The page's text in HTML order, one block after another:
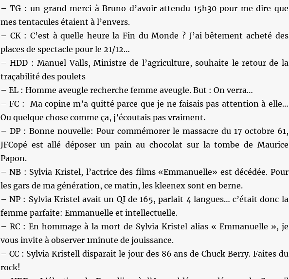
– TG : un grand merci à Bruno d’avoir attendu 15h30 pour me dire que
mes tentacules étaient à l’envers.
– CK : C’est à quelle heure la Fin du Monde ? J’ai bêtement acheté des
places de spectacle pour le 21/12…
– HDD : Manuel Valls, Ministre de l’agriculture, souhaite le retour de la
traçabilité des poulets
– EL : Homme aveugle recherche femme aveugle. But : On verra…
– FC : Ma copine m’a quitté parce que je ne faisais pas attention à elle…
Ou quelque chose comme ça, j’écoutais pas vraiment.
– DP : Bonne nouvelle: Pour commémorer le massacre du 17 octobre 61,
JFCopé est allé déposer un pain au chocolat sur la tombe de Maurice
Papon.
– NB : Sylvia Kristel, l’actrice des films «Emmanuelle» est décédée. Pour
les gars de ma génération, ce matin, les kleenex sont en berne.
– NP : Sylvia Kristel avait un QI de 165, parlait 4 langues… c’était donc la
femme parfaite: Emmanuelle et intellectuelle.
– RC : En hommage à la mort de Sylvia Kristel alias « Emmanuelle », je
vous invite à observer 1minute de jouissance.
– CC : Sylvia Kristell disparait le jour des 86 ans de Chuck Berry. Faites du
rock!